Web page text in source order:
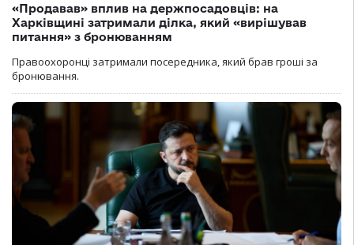
«Продавав» вплив на держпосадовців: на
Харківщині затримали ділка, який «вирішував
питання» з бронюванням
Правоохоронці затримали посередника, який брав гроші за
бронювання.